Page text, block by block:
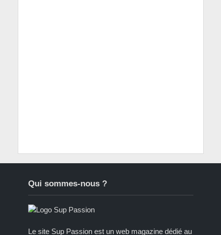
Qui sommes-nous ?
Le site Sup Passion est un web magazine dédié au